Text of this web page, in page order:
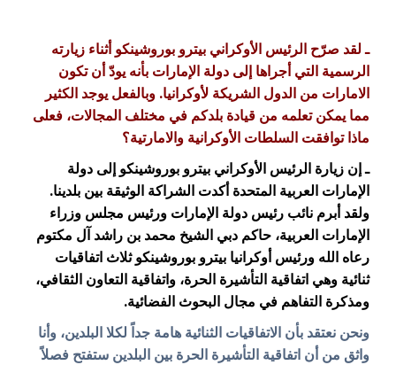
ـ لقد صرّح الرئيس الأوكراني بيترو بوروشينكو أثناء زيارته
الرسمية التي أجراها إلى دولة الإمارات بأنه يودّ أن تكون
الامارات من الدول الشريكة لأوكرانيا. وبالفعل يوجد الكثير
مما يمكن تعلمه من قيادة بلدكم في مختلف المجالات، فعلى
ماذا توافقت السلطات الأوكرانية والامارتية؟
ـ إن زيارة الرئيس الأوكراني بيترو بوروشينكو إلى دولة
الإمارات العربية المتحدة أكدت الشراكة الوثيقة بين بلدينا.
ولقد أبرم نائب رئيس دولة الإمارات ورئيس مجلس وزراء
الإمارات العربية، حاكم دبي الشيخ محمد بن راشد آل مكتوم
رعاه الله ورئيس أوكرانيا بيترو بوروشينكو ثلاث اتفاقيات
ثنائية وهي اتفاقية التأشيرة الحرة، واتفاقية التعاون الثقافي،
ومذكرة التفاهم في مجال البحوث الفضائية.
ونحن نعتقد بأن الاتفاقيات الثنائية هامة جداً لكلا البلدين، وأنا
واثق من أن اتفاقية التأشيرة الحرة بين البلدين ستفتح فصلاً